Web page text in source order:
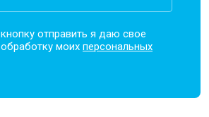
отправить я даю свое
обработку моихперсональных